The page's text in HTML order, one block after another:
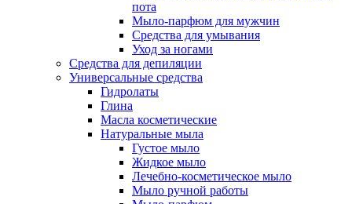
пота
Мыло-парфюм для мужчин
Средства для умывания
Уход за ногами
Средства для депиляции
Универсальные средства
Гидролаты
Глина
Масла косметические
Натуральные мыла
Густое мыло
Жидкое мыло
Лечебно-косметическое мыло
Мыло ручной работы